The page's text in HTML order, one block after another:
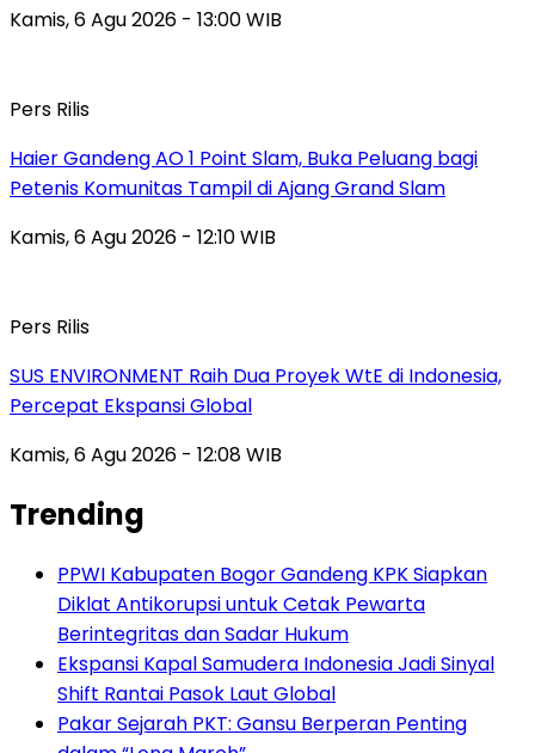
Kamis, 6 Agu 2026 - 13:00 WIB
Pers Rilis
Haier Gandeng AO 1 Point Slam, Buka Peluang bagi
Petenis Komunitas Tampil di Ajang Grand Slam
Kamis, 6 Agu 2026 - 12:10 WIB
Pers Rilis
SUS ENVIRONMENT Raih Dua Proyek WtE di Indonesia,
Percepat Ekspansi Global
Kamis, 6 Agu 2026 - 12:08 WIB
Trending
PPWI Kabupaten Bogor Gandeng KPK Siapkan
Diklat Antikorupsi untuk Cetak Pewarta
Berintegritas dan Sadar Hukum
Ekspansi Kapal Samudera Indonesia Jadi Sinyal
Shift Rantai Pasok Laut Global
Pakar Sejarah PKT: Gansu Berperan Penting